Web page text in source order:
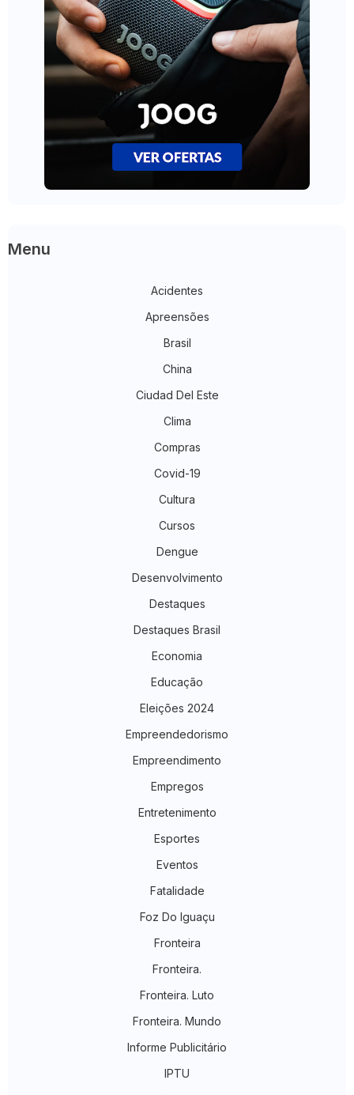
Menu
Acidentes
Apreensões
Brasil
China
Ciudad Del Este
Clima
Compras
Covid-19
Cultura
Cursos
Dengue
Desenvolvimento
Destaques
Destaques Brasil
Economia
Educação
Eleições 2024
Empreendedorismo
Empreendimento
Empregos
Entretenimento
Esportes
Eventos
Fatalidade
Foz Do Iguaçu
Fronteira
Fronteira.
Fronteira. Luto
Fronteira. Mundo
Informe Publicitário
IPTU